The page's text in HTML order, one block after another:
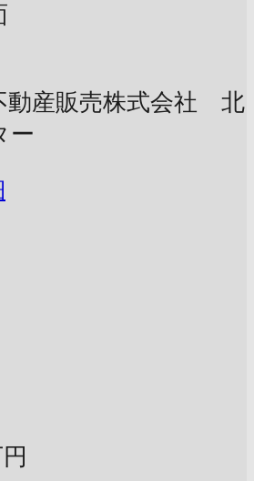
動産販売株式会社 北
ー